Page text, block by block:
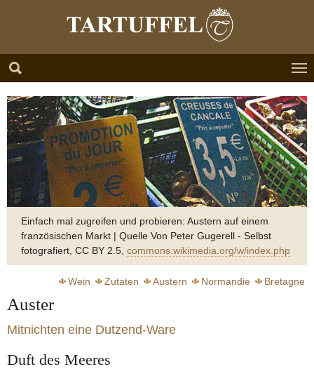
Einfach mal zugreifen und probieren: Austern auf einem
französischen Markt | Quelle Von Peter Gugerell - Selbst
fotografiert, CC BY 2.5, commons.wikimedia.org/w/index.php
Wein Zutaten Austern Normandie
Bretagne
Auster
Mitnichten eine Dutzend-Ware
Duft des Meeres